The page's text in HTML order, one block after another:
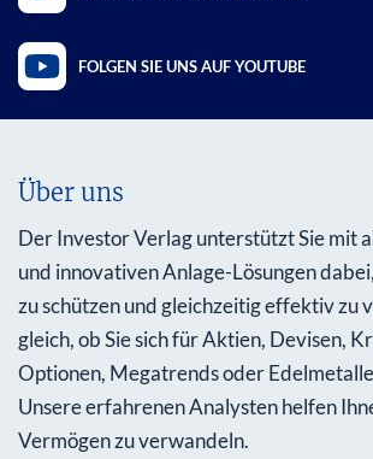
FOLGEN SIE UNS AUF YOUTUBE
Über uns
Der Investor Verlag unterstützt Sie mit
und innovativen Anlage-Lösungen
zu schützen und gleichzeitig effektiv zu
gleich, ob Sie sich für Aktien, Devisen,
Optionen, Megatrends oder
Unsere erfahrenen Analysten helfen
Vermögen zu verwandeln.